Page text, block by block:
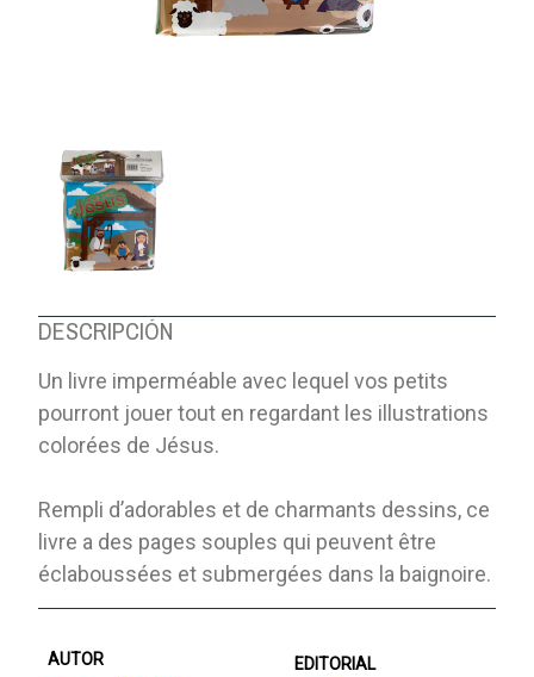
DESCRIPCIÓN
Un livre imperméable avec lequel vos petits
pourront jouer tout en regardant les illustrations
colorées de Jésus.
Rempli d’adorables et de charmants dessins, ce
livre a des pages souples qui peuvent être
éclaboussées et submergées dans la baignoire.
AUTOR EDITORIAL